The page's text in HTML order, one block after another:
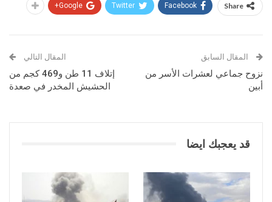
Share
Facebook
Twitter
Google+
المقال السابق
نزوح جماعي لعشرات الأسر من
أبين
المقال التالي
إتلاف 11 طن و469 كجم من
الحشيش المخدر في صعدة
قد يعجبك ايضا